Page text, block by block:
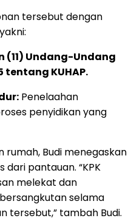
tersebut dengan
(11) Undang-Undang
tentang KUHAP.
Penelaahan
penyidikan yang
Budi menegaskan
dari pantauan. “KPK
melekat dan
selama
tersebut,” tambah Budi.